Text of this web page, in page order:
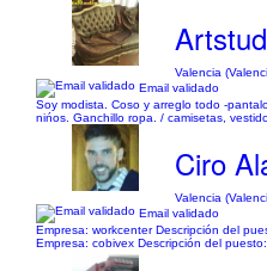
Valencia
Email validado
Soy modista. Coso y arreglo todo -
nińos. Ganchillo ropa. / camisetas,
Ciro
Valencia
Email validado
Empresa: workcenter Descripción del
Empresa: cobivex Descripción del